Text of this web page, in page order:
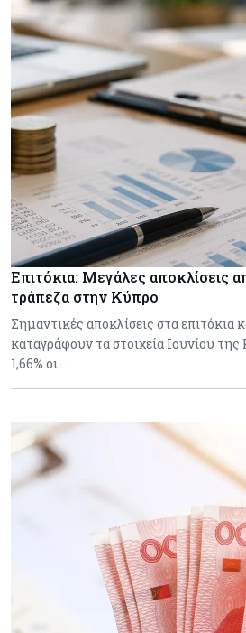
Επιτόκια: Μεγάλες αποκλίσεις
τράπεζα στην Κύπρο
Σημαντικές αποκλίσεις στα επιτόκια
καταγράφουν τα στοιχεία Ιουνίου
1,66% οι…